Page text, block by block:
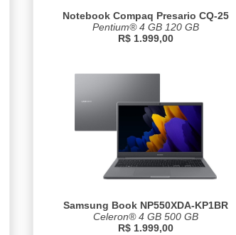
Notebook Compaq Presario CQ-25
Pentium® 4 GB 120 GB
R$ 1.999,00
Samsung Book NP550XDA-KP1BR
Celeron® 4 GB 500 GB
R$ 1.999,00